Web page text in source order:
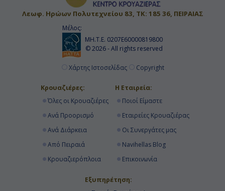
Λεωφ. Ηρώων Πολυτεχνείου 83, ΤΚ: 185 36, ΠΕΙΡΑΙΑΣ
Μέλος:
ΜΗ.Τ.Ε. 0207Ε60000819800
© 2026 - All rights reserved
Χάρτης Ιστοσελίδας Copyright
Κρουαζιέρες:
Όλες οι Κρουαζιέρες
Ανά Προορισμό
Ανά Διάρκεια
Από Πειραιά
Κρουαζιερόπλοια
Η Εταιρεία:
Ποιοί Είμαστε
Εταιρείες Κρουαζιέρας
Οι Συνεργάτες μας
Navihellas Blog
Επικοινωνία
Εξυπηρέτηση: